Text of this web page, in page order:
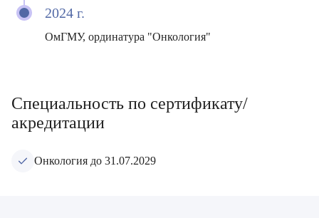
2024 г.
ОмГМУ, ординатура "Онкология"
Специальность по сертификату/
акредитации
Онкология до 31.07.2029